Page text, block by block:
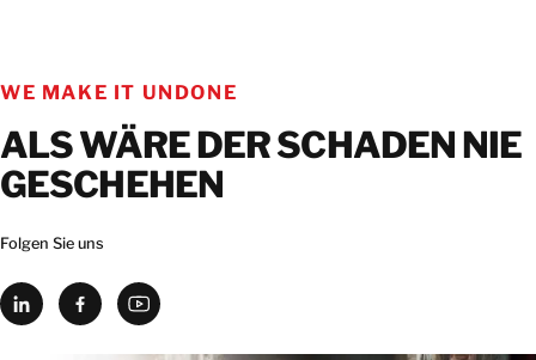
WE MAKE IT UNDONE
ALS WÄRE DER SCHADEN NIE
GESCHEHEN
Folgen Sie uns